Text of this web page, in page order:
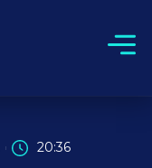
20:36